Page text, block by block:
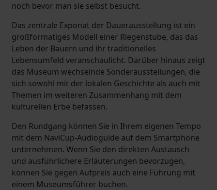
noch bevor man sie selbst besucht.
Das zentrale Exponat der Dauerausstellung ist ein
großformatiges Modell einer Riegenstube, das das
Leben der Bauern und ihr traditionelles
Lebensumfeld veranschaulicht. Darüber hinaus zeigt
das Museum wechselnde Sonderausstellungen, die
sich sowohl mit der lokalen Geschichte als auch mit
Themen im weiteren Zusammenhang mit dem
kulturellen Erbe befassen.
Den Rundgang können Sie in Ihrem eigenen Tempo
mit dem NaviCup-Audioguide auf dem Smartphone
unternehmen. Wenn Sie den direkten Austausch
und ausführlichere Erläuterungen bevorzugen,
können Sie gegen Aufpreis auch eine Führung mit
einem Museumsführer buchen.